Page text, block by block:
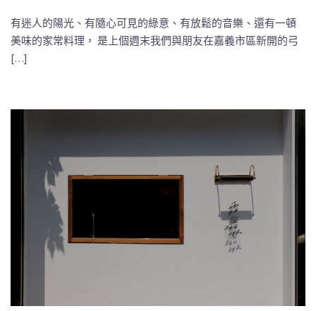
有迷人的陽光、有隨心可見的綠意、有放鬆的音樂、還有一頓
美味的家常料理， 是上個週末我們與朋友在嘉義市區新開的弓
[…]